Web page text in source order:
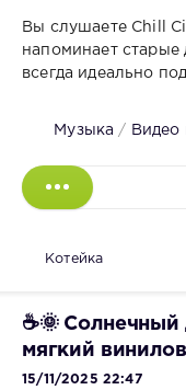
Вы слушаете Chill
напоминает
всегда идеально
Музыка / Видео
Котейка
☕🌞
мягкий
15/11/2025 22:47